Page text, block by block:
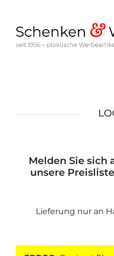
Melden Sie sich
unsere
Lieferung nur an